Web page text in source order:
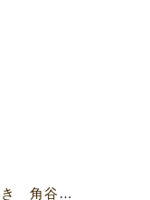
【4710・11号】人ひととき 角谷 多美子さん